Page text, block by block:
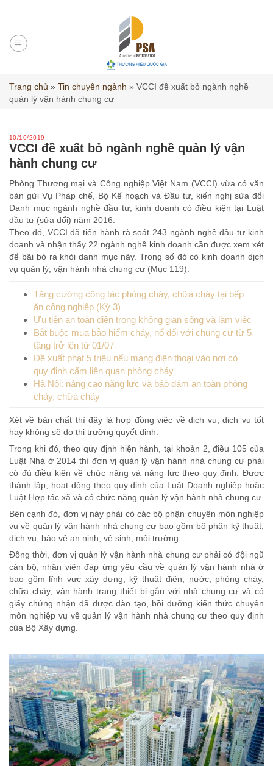
content
Trang chủ » Tin chuyên ngành » VCCI đề xuất bỏ ngành nghề
quản lý vận hành chung cư
10/10/2019
VCCI đề xuất bỏ ngành nghề quản lý vận
hành chung cư
Phòng Thương mại và Công nghiệp Việt Nam (VCCI) vừa có văn
bản gửi Vụ Pháp chế, Bộ Kế hoạch và Đầu tư, kiến nghị sửa đổi
Danh mục ngành nghề đầu tư, kinh doanh có điều kiện tại Luật
đầu tư (sửa đổi) năm 2016.
Theo đó, VCCI đã tiến hành rà soát 243 ngành nghề đầu tư kinh
doanh và nhận thấy 22 ngành nghề kinh doanh cần được xem xét
để bãi bỏ ra khỏi danh mục này. Trong số đó có kinh doanh dịch
vụ quản lý, vận hành nhà chung cư (Mục 119).
Tăng cường công tác phòng cháy, chữa cháy tại bếp
ăn công nghiệp (Kỳ 3)
Ưu tiên an toàn điện trong không gian sống và làm việc
Bắt buộc mua bảo hiểm cháy, nổ đối với chung cư từ 5
tầng trở lên từ 01/07
Đề xuất phạt 5 triệu nếu mang điện thoại vào nơi có
quy định cấm liên quan phòng cháy
Hà Nội: nâng cao năng lực và bảo đảm an toàn phòng
cháy, chữa cháy
Xét về bản chất thì đây là hợp đồng việc về dịch vụ, dịch vụ tốt
hay không sẽ do thị trường quyết định.
Trong khi đó, theo quy định hiện hành, tại khoản 2, điều 105 của
Luật Nhà ở 2014 thì đơn vị quản lý vận hành nhà chung cư phải
có đủ điều kiện về chức năng và năng lực theo quy định: Được
thành lập, hoạt động theo quy định của Luật Doanh nghiệp hoặc
Luật Hợp tác xã và có chức năng quản lý vận hành nhà chung cư.
Bên cạnh đó, đơn vị này phải có các bộ phận chuyên môn nghiệp
vụ về quản lý vận hành nhà chung cư bao gồm bộ phận kỹ thuật,
dịch vụ, bảo vệ an ninh, vệ sinh, môi trường.
Đồng thời, đơn vị quản lý vận hành nhà chung cư phải có đội ngũ
cán bộ, nhân viên đáp ứng yêu cầu về quản lý vận hành nhà ở
bao gồm lĩnh vực xây dựng, kỹ thuật điện, nước, phòng cháy,
chữa cháy, vận hành trang thiết bị gắn với nhà chung cư và có
giấy chứng nhận đã được đào tạo, bồi dưỡng kiến thức chuyên
môn nghiệp vụ về quản lý vận hành nhà chung cư theo quy định
của Bộ Xây dựng.